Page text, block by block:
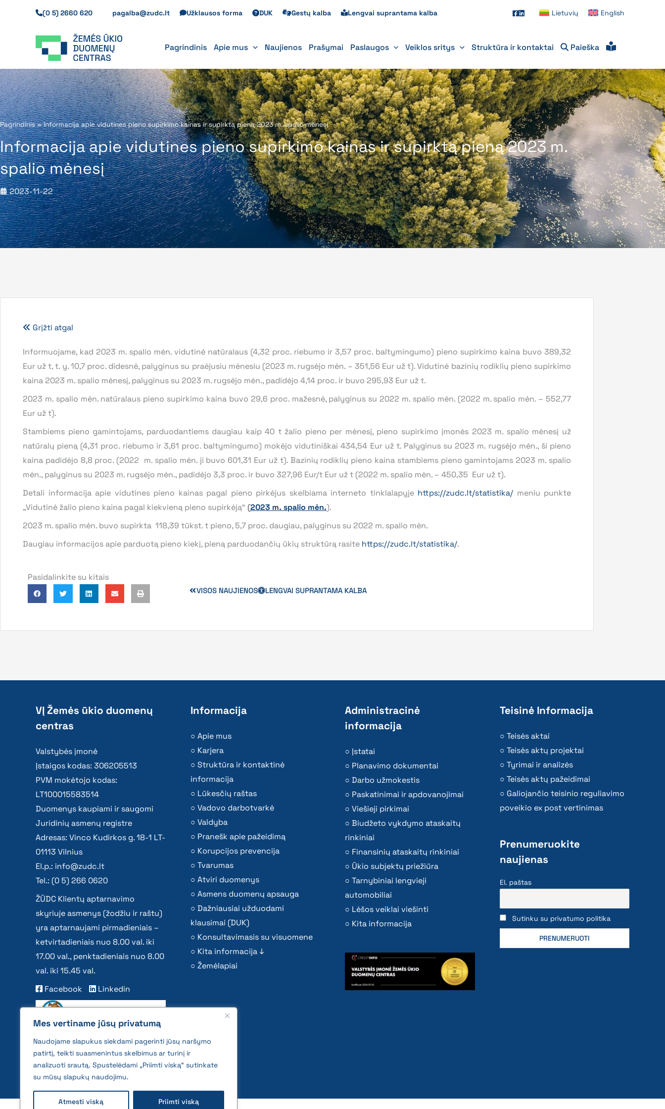
Mes vertiname jūsų privatumą
Naudojame slapukus siekdami pagerinti jūsų naršymo
patirtį, teikti suasmenintus skelbimus ar turinį ir
analizuoti srautą. Spustelėdami „Priimti viską“ sutinkate
su mūsų slapukų naudojimu.
Atmesti viską Priimti viską
(0 5) 2660 620 pagalba@zudc.lt Užklausos forma DUK Gestų kalba Lengvai suprantama kalba Lietuvių English
Pagrindinis Apie mus Naujienos Prašymai Paslaugos Veiklos sritys Struktūra ir kontaktai Paieška
Pagrindinis»Informacija apie vidutines pieno supirkimo kainas ir supirktą pieną 2023 m. spalio mėnesį
Informacija apie vidutines pieno supirkimo kainas ir supirktą pieną 2023 m.
spalio mėnesį
2023-11-22
Grįžti atgal
Informuojame, kad 2023 m. spalio mėn. vidutinė natūralaus (4,32 proc. riebumo ir 3,57 proc. baltymingumo) pieno supirkimo kaina buvo 389,32
Eur už t, t. y. 10,7 proc. didesnė, palyginus su praėjusiu mėnesiu (2023 m. rugsėjo mėn. – 351,56 Eur už t). Vidutinė bazinių rodiklių pieno supirkimo
kaina 2023 m. spalio mėnesį, palyginus su 2023 m. rugsėjo mėn., padidėjo 4,14 proc. ir buvo 295,93 Eur už t.
2023 m. spalio mėn. natūralaus pieno supirkimo kaina buvo 29,6 proc. mažesnė, palyginus su 2022 m. spalio mėn. (2022 m. spalio mėn. – 552,77
Eur už t).
Stambiems pieno gamintojams, parduodantiems daugiau kaip 40 t žalio pieno per mėnesį, pieno supirkimo įmonės 2023 m. spalio mėnesį už
natūralų pieną (4,31 proc. riebumo ir 3,61 proc. baltymingumo) mokėjo vidutiniškai 434,54 Eur už t. Palyginus su 2023 m. rugsėjo mėn., ši pieno
kaina padidėjo 8,8 proc. (2022 m. spalio mėn. ji buvo 601,31 Eur už t). Bazinių rodiklių pieno kaina stambiems pieno gamintojams 2023 m. spalio
mėn., palyginus su 2023 m. rugsėjo mėn., padidėjo 3,3 proc. ir buvo 327,96 Eur/t Eur už t (2022 m. spalio mėn. – 450,35 Eur už t).
Detali informacija apie vidutines pieno kainas pagal pieno pirkėjus skelbiama interneto tinklalapyje https://zudc.lt/statistika/ meniu punkte
„Vidutinė žalio pieno kaina pagal kiekvieną pieno supirkėją“ (2023 m. spalio mėn.).
2023 m. spalio mėn. buvo supirkta 118,39 tūkst. t pieno, 5,7 proc. daugiau, palyginus su 2022 m. spalio mėn.
Daugiau informacijos apie parduotą pieno kiekį, pieną parduodančių ūkių struktūrą rasite https://zudc.lt/statistika/.
Pasidalinkite su kitais
VISOS NAUJIENOS LENGVAI SUPRANTAMA KALBA
VĮ Žemės ūkio duomenų
centras
Valstybės įmonė
Įstaigos kodas: 306205513
PVM mokėtojo kodas:
LT100015583514
Duomenys kaupiami ir saugomi
Juridinių asmenų registre
Adresas: Vinco Kudirkos g. 18-1 LT-
01113 Vilnius
El.p.: info@zudc.lt
Tel.: (0 5) 266 0620
ŽŪDC Klientų aptarnavimo
skyriuje asmenys (žodžiu ir raštu)
yra aptarnaujami pirmadieniais –
ketvirtadieniais nuo 8.00 val. iki
17.00 val., penktadieniais nuo 8.00
val. iki 15.45 val.
Facebook
Linkedin
Informacija
Apie mus
Karjera
Struktūra ir kontaktinė
informacija
Lūkesčių raštas
Vadovo darbotvarkė
Valdyba
Pranešk apie pažeidimą
Korupcijos prevencija
Tvarumas
Atviri duomenys
Asmens duomenų apsauga
Dažniausiai užduodami
klausimai (DUK)
Konsultavimasis su visuomene
Kita informacija ↓
Žemėlapiai
Administracinė
informacija
Įstatai
Planavimo dokumentai
Darbo užmokestis
Paskatinimai ir apdovanojimai
Viešieji pirkimai
Biudžeto vykdymo ataskaitų
rinkiniai
Finansinių ataskaitų rinkiniai
Ūkio subjektų priežiūra
Tarnybiniai lengvieji
automobiliai
Lėšos veiklai viešinti
Kita informacija
Teisinė Informacija
Teisės aktai
Teisės aktų projektai
Tyrimai ir analizės
Teisės aktų pažeidimai
Galiojančio teisinio reguliavimo
poveikio ex post vertinimas
Prenumeruokite
naujienas
El. paštas
Sutinku su privatumo politika